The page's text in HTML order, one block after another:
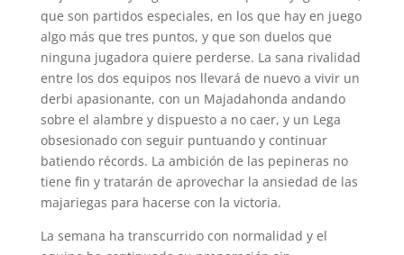
que son partidos especiales, en los que hay en juego
algo más que tres puntos, y que son duelos que
ninguna jugadora quiere perderse. La sana rivalidad
entre los dos equipos nos llevará de nuevo a vivir un
derbi apasionante, con un Majadahonda andando
sobre el alambre y dispuesto a no caer, y un Lega
obsesionado con seguir puntuando y continuar
batiendo récords. La ambición de las pepineras no
tiene fin y tratarán de aprovechar la ansiedad de las
majariegas para hacerse con la victoria.
La semana ha transcurrido con normalidad y el